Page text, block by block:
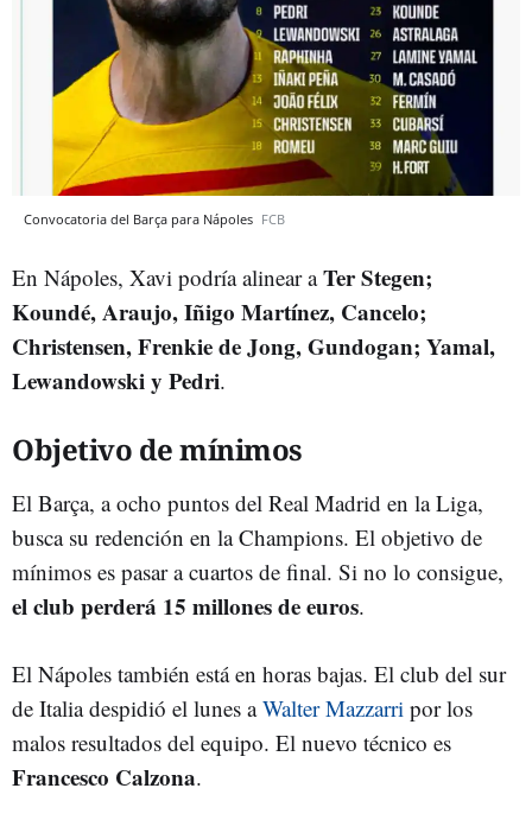
Convocatoria del Barça para Nápoles FCB
En Nápoles, Xavi podría alinear aTer Stegen;
Koundé, Araujo, Iñigo Martínez, Cancelo;
Christensen, Frenkie de Jong, Gundogan; Yamal,
Lewandowski y Pedri.
Objetivo de mínimos
El Barça, a ocho puntos del Real Madrid en la Liga,
busca su redención en la Champions. El objetivo de
mínimos es pasar a cuartos de final. Si no lo consigue,
el club perderá 15 millones de euros.
El Nápoles también está en horas bajas. El club del sur
de Italia despidió el lunes aWalter Mazzarri por los
malos resultados del equipo. El nuevo técnico es
Francesco Calzona.